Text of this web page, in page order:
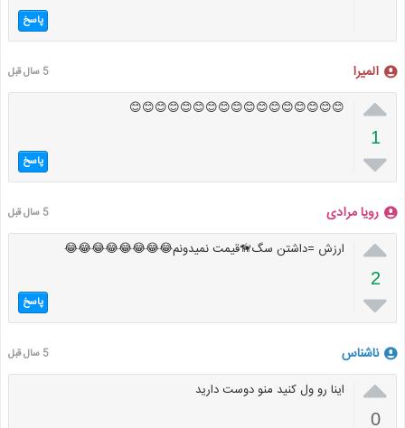
پاسخ
المیرا 5 سال قبل

1

😊😊😊😊😊😊😊😊😊😊😊😊😊😊😊😊😊
پاسخ
رویا مرادی 5 سال قبل

2

ارزش =داشتن سگ🦮قیمت نمیدونم😂😂😂😂😂😂😂😂
پاسخ
ناشناس 5 سال قبل

0
اینا رو ول کنید منو دوست دارید